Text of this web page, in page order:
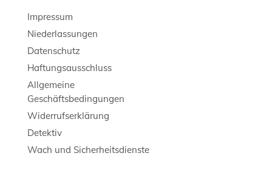
Impressum
Niederlassungen
Datenschutz
Haftungsausschluss
Allgemeine
Geschäftsbedingungen
Widerrufserklärung
Detektiv
Wach und Sicherheitsdienste